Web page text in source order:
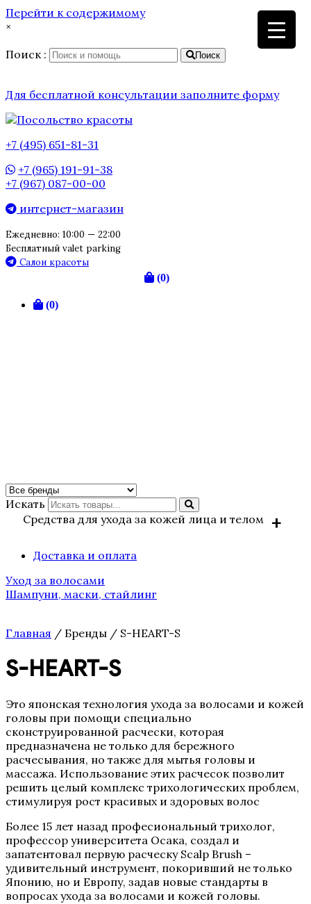
Перейти к содержимому
×
Поиск :
Поиск
Для бесплатной консультации заполните форму
+7 (495) 651-81-31
+7 (965) 191-91-38
+7 (967) 087-00-00
интернет-магазин
Ежедневно: 10:00 — 22:00
Бесплатный valet parking
Салон красоты
(0)
(0)
Искать
Средства для ухода за кожей лица и телом
средства
Бустеры
Завершающие сыворотки
Маски
Очищающие средства
Специальные кремы для лица
Средства по уходу для ресниц и
бровей
СРЕДСТВА ПО УХОДУ ЗА ТЕЛОМ
Кремы
СРЕДСТВА ПО УХОДУ ЗА ТЕЛОМ
Сыворотки и Масла
СРЕДСТВА ПО УХОДУ ЗА ТЕЛОМ
Эксофолиирующие средства
Сыворотки основные
Тональные сыворотки
Целенаправленные сыворотки
CHOLLEY
Доставка и оплата
Уход за волосами
Шампуни, маски, стайлинг
Главная / Бренды / S-HEART-S
S-HEART-S
Это японская технология ухода за волосами и кожей
головы при помощи специально
сконструированной расчески, которая
предназначена не только для бережного
расчесывания, но также для мытья головы и
массажа. Использование этих расчесок позволит
решить целый комплекс трихологических проблем,
стимулируя рост красивых и здоровых волос
Более 15 лет назад професиональный трихолог,
профессор университета Осака, создал и
запатентовал первую расческу Scalp Brush –
удивительный инструмент, покоривший не только
Японию, но и Европу, задав новые стандарты в
вопросах ухода за волосами и кожей головы.